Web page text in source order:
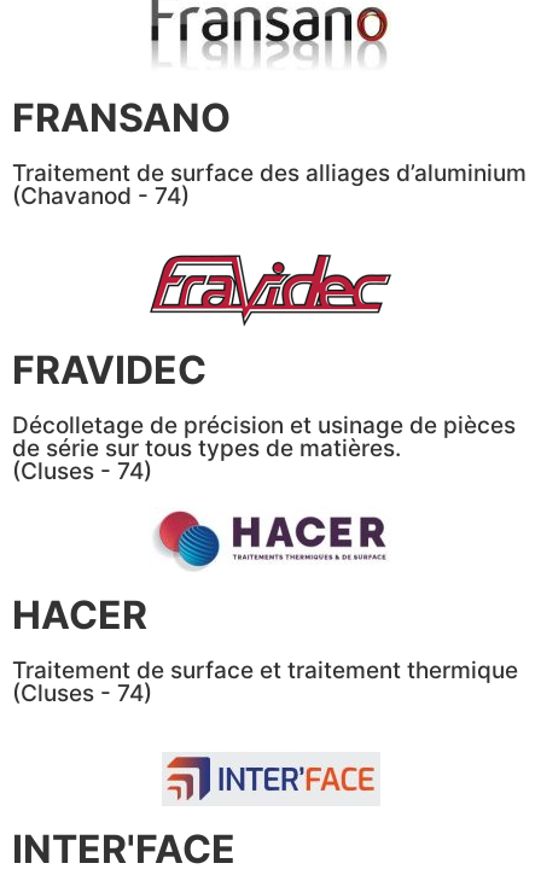
FRANSANO
Traitement de surface des alliages d’aluminium
(Chavanod - 74)
FRAVIDEC
Décolletage de précision et usinage de pièces
de série sur tous types de matières.
(Cluses - 74)
HACER
Traitement de surface et traitement thermique
(Cluses - 74)
INTER'FACE